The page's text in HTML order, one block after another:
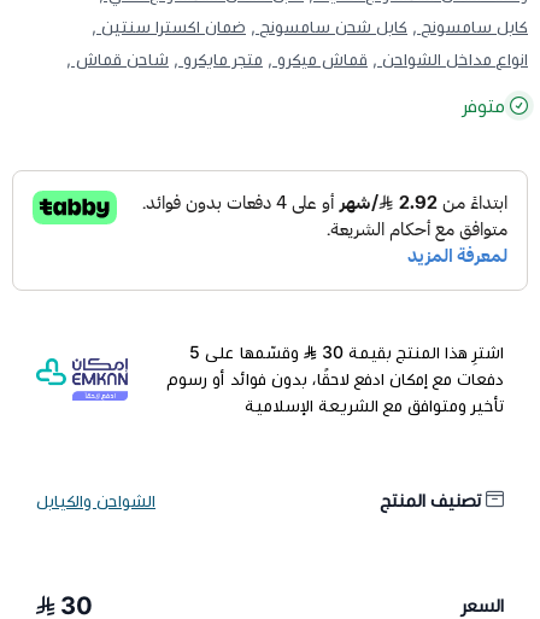
كابل سامسونج , كابل شحن سامسونج , ضمان اكسترا سنتين ,
انواع مداخل الشواحن , قماش ميكرو , متجر مايكرو , شاحن قماش ,
متوفر
اشترِ هذا المنتج بقيمة 30
وقسّمها على 5
دفعات مع إمكان ادفع لاحقًا، بدون فوائد أو رسوم
تأخير ومتوافق مع الشريعة الإسلامية
تصنيف المنتج الشواحن والكيابل
السعر 30